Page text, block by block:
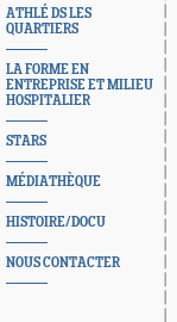
ATHLÉ DS LES
QUARTIERS
LA FORME EN
ENTREPRISE ET MILIEU
HOSPITALIER
STARS
MÉDIATHÈQUE
HISTOIRE/DOCU
NOUS CONTACTER